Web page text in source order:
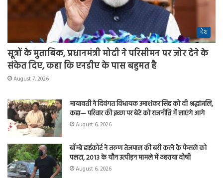
देश
सूत्रों के मुताबिक, प्रधानमंत्री मोदी ने परिसीमन पर जोर देने के
संकेत दिए, कहा कि एनडीए के पास बहुमत है
August 7, 2026
मायावती ने दिवंगत विधायक उमाशंकर सिंह को दी श्रद्धांजलि,
कहा— परिवार की इच्छा पर बेटे को राजनीति में लाएंगे आगे
August 6, 2026
बॉम्बे हाईकोर्ट ने तरुण तेजपाल की बरी करने के फैसले को
पलटा, 2013 के यौन उत्पीड़न मामले में ठहराया दोषी
August 6, 2026